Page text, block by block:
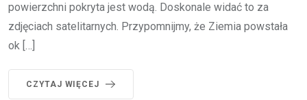
powierzchni pokryta jest wodą. Doskonale widać to za
zdjęciach satelitarnych. Przypomnijmy, że Ziemia powstała
ok […]
CZYTAJ WIĘCEJ